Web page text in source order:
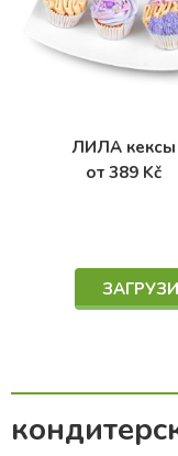
ЛИЛА кексы
от 389 Kč